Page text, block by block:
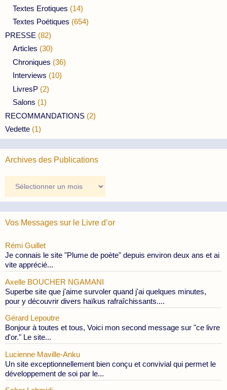
Textes Erotiques (14)
Textes Poétiques (654)
PRESSE (82)
Articles (30)
Chroniques (36)
Interviews (10)
LivresP (2)
Salons (1)
RECOMMANDATIONS (2)
Vedette (1)
Archives des Publications
des
Publications
Vos Messages sur le Livre d’or
Rémi Guillet
Je connais le site "Plume de poète" depuis environ deux ans et ai
vite apprécié...
Axelle BOUCHER NGAMANI
Superbe site que j'aime survoler quand j'ai quelques minutes,
pour y découvrir divers haïkus rafraîchissants....
Gérard Lepoutre
Bonjour à toutes et tous, Voici mon second message sur "ce livre
d'or." Le site...
Lucienne Maville-Anku
Un site exceptionnellement bien conçu et convivial qui permet le
développement de soi par le...